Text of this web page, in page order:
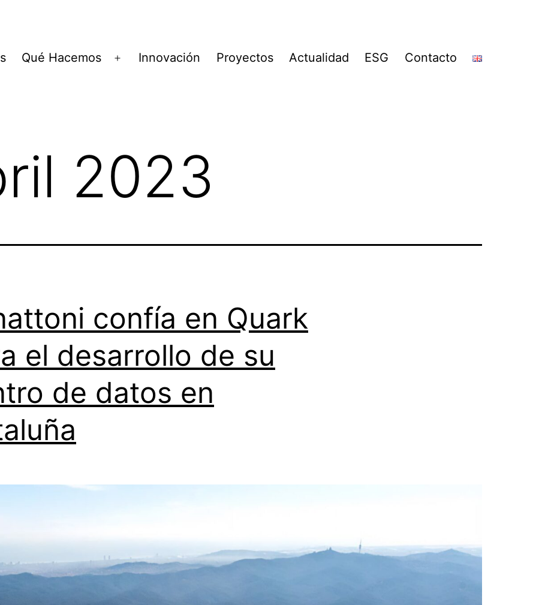
Qué Hacemos
Abrir
Innovación Proyectos Actualidad ESG Contacto
2023
confía en Quark
el desarrollo de su
de datos en